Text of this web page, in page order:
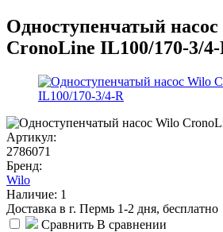
Одноступенчатый
CronoLine IL100/170-3/4-
Артикул:
2786071
Бренд:
Wilo
Наличие: 1
Доставка в г. Пермь 1-2 дня, бесплатно
Сравнить В сравнении